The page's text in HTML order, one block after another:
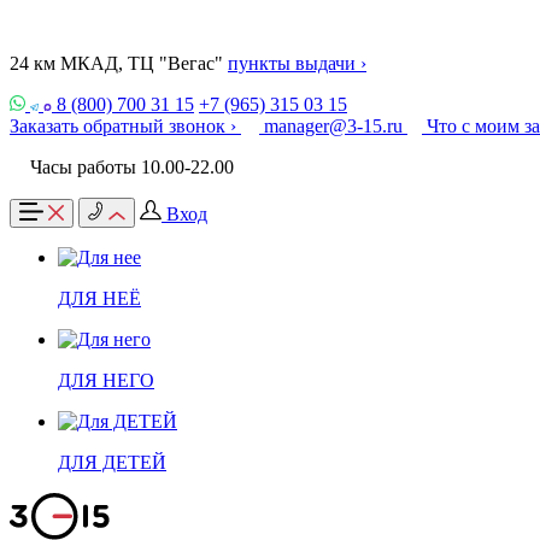
24 км МКАД, ТЦ "Вегас" пункты выдачи ›
8 (800) 700 31 15 +7 (965) 315 03 15
Заказать обратный звонок ›
manager@3-15.ru
Что с моим
Часы работы 10.00-22.00
Вход
ДЛЯ НЕЁ
ДЛЯ НЕГО
ДЛЯ ДЕТЕЙ